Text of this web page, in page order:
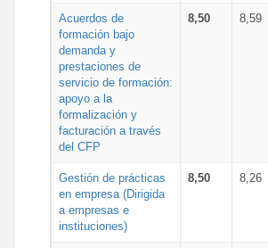
Acuerdos de
formación bajo
demanda y
prestaciones de
servicio de formación:
apoyo a la
formalización y
facturación a través
del CFP
8,50 8,59
Gestión de prácticas
en empresa (Dirigida
a empresas e
instituciones)
8,50 8,26